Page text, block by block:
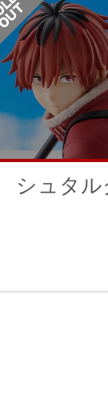
シュタル